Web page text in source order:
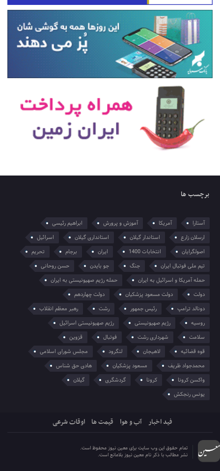
برچسب ها
آستارا آمریکا آموزش و پرورش
ابراهیم رئیسی
ارسلان زارع
استاندار گیلان استانداری گیلان
اسرائیل
اصولگرایان
انتخابات 1400 ایران برجام
تحریم
تیم ملی فوتبال ایران
جنگ جو بایدن
حسن روحانی
حمله آمریکا و اسرائیل به ایران
حمله رژیم صهیونیستی به ایران
دولت
دولت مسعود پزشکیان
دولت چهاردهم
دونالد ترامپ
رئیس جمهور رشت
رهبر معظم انقلاب
روسیه
رژیم صهیونیستی
رژیم صهیونیستی اسرائیل
سلامت
شهرداری رشت فوتبال
قزوین
قوه قضائیه
لاهیجان لنگرود
مجلس شورای اسلامی
محمدجواد ظریف
مسعود پزشکیان
هادی حق شناس
واکسن کرونا
کرونا گردشگری
گیلان
یونس رنجکش
فید اخبار آب و هوا قیمت ها اوقات شرعی
تمام حقوق این وب سایت برای معین نیوز محفوظ است.
نشر مطالب با ذکر نام معین نیوز بلامانع است.